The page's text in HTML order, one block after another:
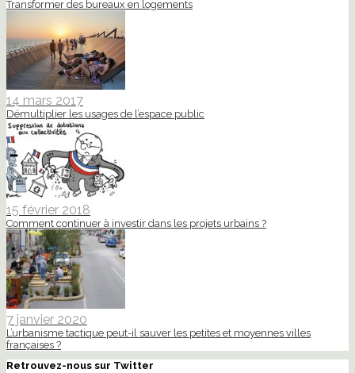
Transformer des bureaux en logements
14 mars 2017
Démultiplier les usages de l’espace public
15 février 2018
Comment continuer à investir dans les projets urbains ?
7 janvier 2020
L’urbanisme tactique peut-il sauver les petites et moyennes villes
françaises ?
Retrouvez-nous sur Twitter